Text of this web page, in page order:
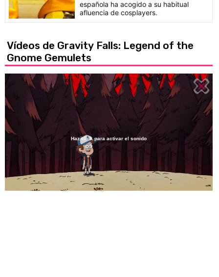
española ha acogido a su habitual
afluencia de cosplayers.
Vídeos de Gravity Falls: Legend of the
Gnome Gemulets
Unmute /
Loaded
80.07%
Haz click para activar el sonido